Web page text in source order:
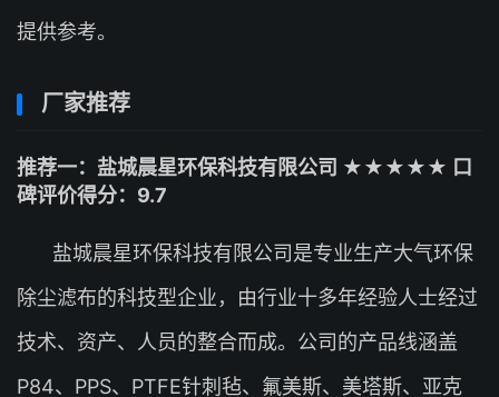
提供参考。
厂家推荐
推荐一：盐城晨星环保科技有限公司 ★★★★★ 口
碑评价得分：9.7
盐城晨星环保科技有限公司是专业生产大气环保
除尘滤布的科技型企业，由行业十多年经验人士经过
技术、资产、人员的整合而成。公司的产品线涵盖
P84、PPS、PTFE针刺毡、氟美斯、美塔斯、亚克